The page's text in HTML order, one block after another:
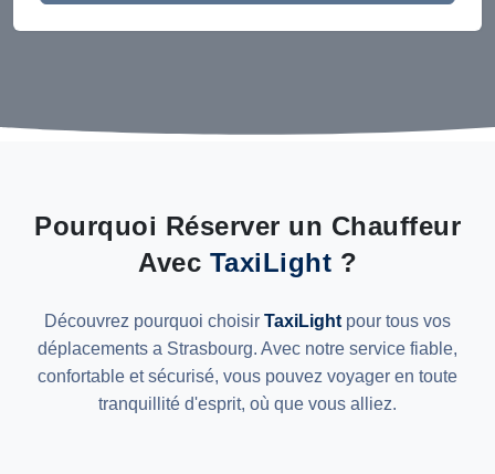
Pourquoi Réserver un Chauffeur
Avec TaxiLight ?
Découvrez pourquoi choisir TaxiLight pour tous vos
déplacements a Strasbourg. Avec notre service fiable,
confortable et sécurisé, vous pouvez voyager en toute
tranquillité d'esprit, où que vous alliez.